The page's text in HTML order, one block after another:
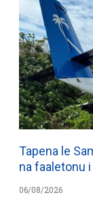
Tapena le
na faaletonu
06/08/2026